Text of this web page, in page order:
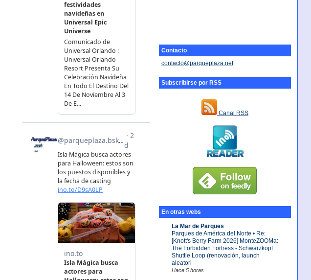
Contacto
contacto@parqueplaza.net
Subscribirse por RSS
Canal RSS
En otras webs
La Mar de Parques
Parques de América del Norte • Re:
[Knott's Berry Farm 2026] MonteZOOMa:
The Forbidden Fortress - Schwarzkopf
Shuttle Loop (renovación, launch
aleatori
Hace 5 horas